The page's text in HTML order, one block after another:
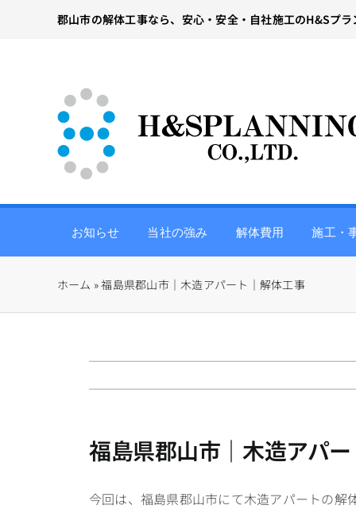
郡山市の解体工事なら、安心・安全・自社施工のH&Sプ
お知らせ 当社の強み 解体費用 施工・
ホーム »福島県郡山市｜木造アパート｜解体工事
福島県郡山市｜木造アパ
今回は、福島県郡山市にて木造アパートの解